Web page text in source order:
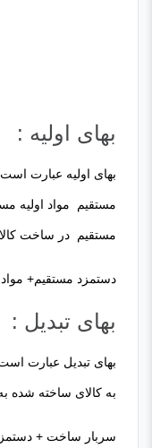
بهای اولیه :
بهای اولیه عبارت
مستقیم مواد اولیه
مستقیم در ساخت
دستمزد مستقیم+
بهای تبدیل :
بهای تبدیل عبارت
به کالای ساخته شده
سربار ساخت +